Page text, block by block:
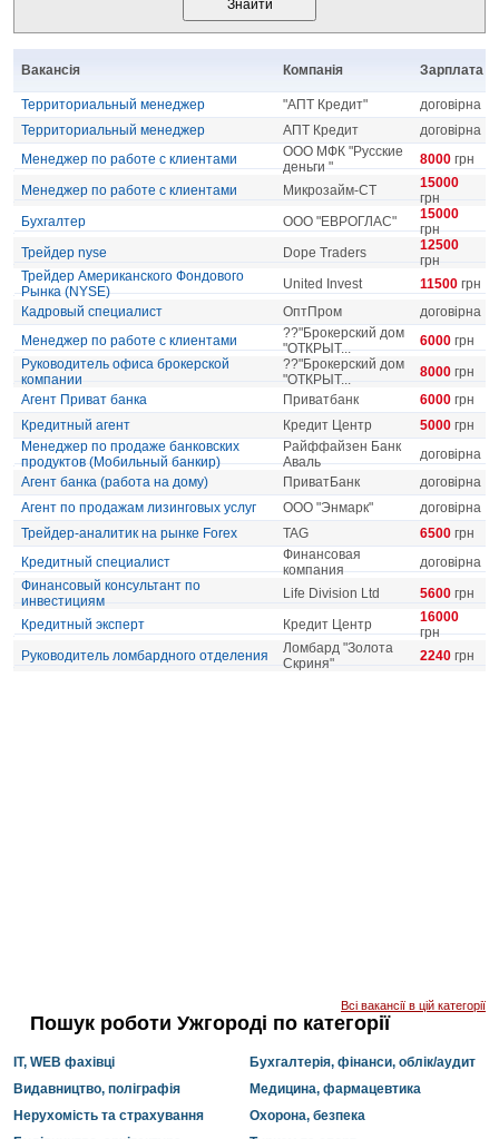
Вакансія Компанія Зарплата
Территориальный менеджер "АПТ Кредит"
договірна
Территориальный менеджер
АПТ Кредит
договірна
Менеджер по работе с клиентами
ООО МФК "Русские
деньги "
8000 грн
Менеджер по работе с клиентами
Микрозайм-СТ
15000
грн
Бухгалтер
ООО "ЕВРОГЛАС"
15000
грн
Трейдер nyse
Dope Traders
12500
грн
Трейдер Американского Фондового
Рынка (NYSE)
United Invest 11500 грн
Кадровый специалист
ОптПром
договірна
Менеджер по работе с клиентами
??"Брокерский дом
"ОТКРЫТ...
6000 грн
Руководитель офиса брокерской
компании
??"Брокерский дом
"ОТКРЫТ...
8000 грн
Агент Приват банка
Приватбанк 6000 грн
Кредитный агент
Кредит Центр 5000 грн
Менеджер по продаже банковских
продуктов (Мобильный банкир)
Райффайзен Банк
Аваль
договірна
Агент банка (работа на дому)
ПриватБанк
договірна
Агент по продажам лизинговых услуг
ООО "Энмарк"
договірна
Трейдер-аналитик на рынке Forex
TAG 6500 грн
Кредитный специалист
Финансовая
компания
договірна
Финансовый консультант по
инвестициям
Life Division Ltd 5600 грн
Кредитный эксперт
Кредит Центр
16000
грн
Руководитель ломбардного отделения
Ломбард "Золота
Скриня"
2240 грн
Всі вакансії в цій категорії
Пошук роботи Ужгороді по категорії
IT, WEB фахівці
Бухгалтерія, фінанси, облік/аудит
Видавництво, поліграфія
Медицина, фармацевтика
Нерухомість та страхування
Охорона, безпека